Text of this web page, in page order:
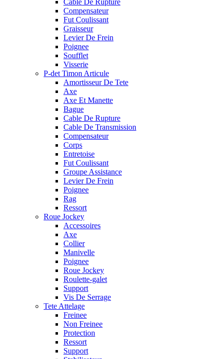
Cable De Rupture
Compensateur
Fut Coulissant
Graisseur
Levier De Frein
Poignee
Soufflet
Visserie
P-det Timon Articule
Amortisseur De Tete
Axe
Axe Et Manette
Bague
Cable De Rupture
Cable De Transmission
Compensateur
Corps
Entretoise
Fut Coulissant
Groupe Assistance
Levier De Frein
Poignee
Rag
Ressort
Roue Jockey
Accessoires
Axe
Collier
Manivelle
Poignee
Roue Jockey
Roulette-galet
Support
Vis De Serrage
Tete Attelage
Freinee
Non Freinee
Protection
Ressort
Support